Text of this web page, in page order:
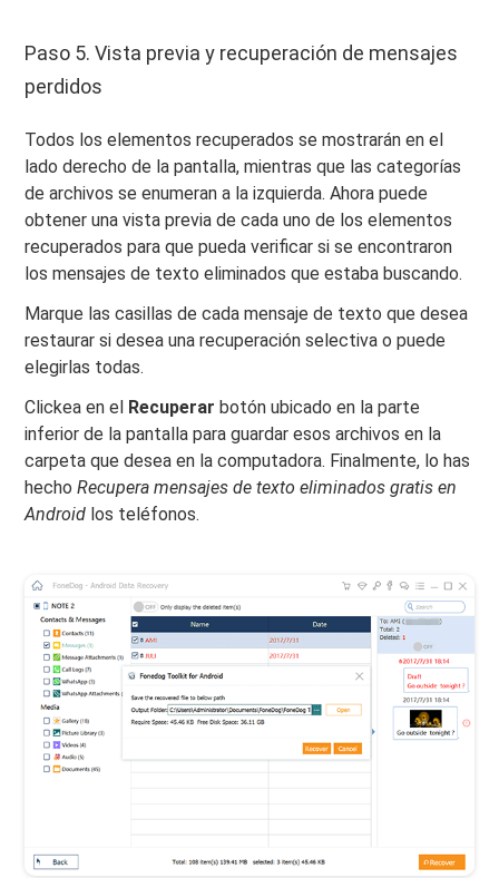
Paso 5. Vista previa y recuperación de mensajes
perdidos
Todos los elementos recuperados se mostrarán en el
lado derecho de la pantalla, mientras que las categorías
de archivos se enumeran a la izquierda. Ahora puede
obtener una vista previa de cada uno de los elementos
recuperados para que pueda verificar si se encontraron
los mensajes de texto eliminados que estaba buscando.
Marque las casillas de cada mensaje de texto que desea
restaurar si desea una recuperación selectiva o puede
elegirlas todas.
Clickea en el Recuperar botón ubicado en la parte
inferior de la pantalla para guardar esos archivos en la
carpeta que desea en la computadora. Finalmente, lo has
hechoRecupera mensajes de texto eliminados gratis en
Android los teléfonos.